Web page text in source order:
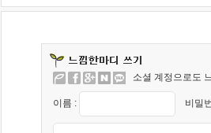
소셜 계정으로도
이름 : 비밀